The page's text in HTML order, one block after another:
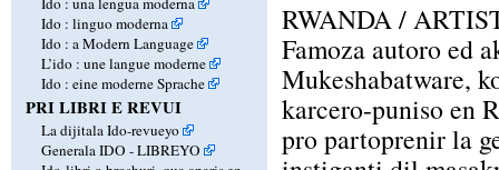
Ido : linguo moderna
Ido : a Modern Language
L’ido : une langue moderne
Ido : eine moderne Sprache
PRI LIBRI E REVUI
La dijitala Ido-revueyo
Generala IDO - LIBREYO
RWANDA /
Famoza autoro ed
Mukeshabatware,
karcero-puniso en
pro partoprenir la